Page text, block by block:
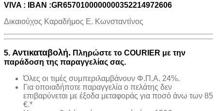
VIVA : IBAN :GR6570100000000352214972606
Δικαιούχος Καραδήμος Ε. Κωνσταντίνος
5. Αντικαταβολή. Πληρώστε το COURIER με την
παράδοση της παραγγελίας σας.
Όλες οι τιμές συμπεριλαμβάνουν Φ.Π.Α. 24%.
Για οποιαδήποτε παραγγελία ο πελάτης δεν
επιβαρύνεται με έξοδα μεταφοράς για ποσό άνω των 85
€.*